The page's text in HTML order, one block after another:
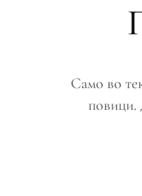
Само во
повици.